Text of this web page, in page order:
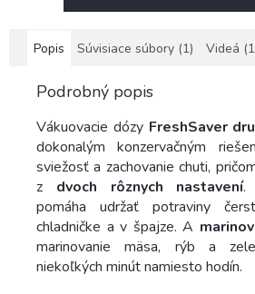
Popis Súvisiace súbory (1) Videá
Podrobný popis
Vákuovacie dózy FreshSaver
dokonalým konzervačným
sviežosť a zachovanie chuti,
z dvoch rôznych nastavení.
pomáha udržať potraviny
chladničke a v špajze. A
marinovanie mäsa, rýb a
niekoľkých minút namiesto hodín.